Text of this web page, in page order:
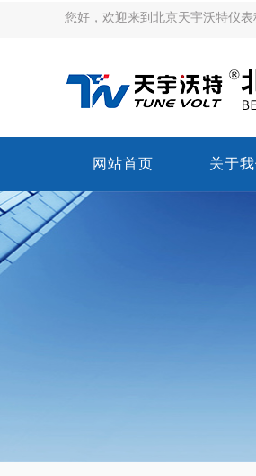
您好，欢迎来到北京天宇沃特仪表
网站首页 关于